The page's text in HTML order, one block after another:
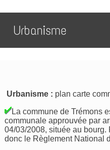
Urbanisme
Urbanisme : plan carte
La commune de Trémons
communale approuvée par
04/03/2008, située au bourg.
donc le Règlement National